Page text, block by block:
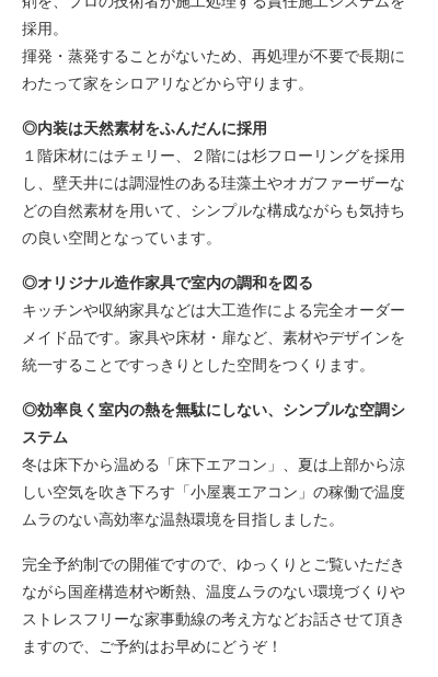
採用。
揮発・蒸発することがないため、再処理が不要で長期に
わたって家をシロアリなどから守ります。
◎内装は天然素材をふんだんに採用
１階床材にはチェリー、２階には杉フローリングを採用
し、壁天井には調湿性のある珪藻土やオガファーザーな
どの自然素材を用いて、シンプルな構成ながらも気持ち
の良い空間となっています。
◎オリジナル造作家具で室内の調和を図る
キッチンや収納家具などは大工造作による完全オーダー
メイド品です。家具や床材・扉など、素材やデザインを
統一することですっきりとした空間をつくります。
◎効率良く室内の熱を無駄にしない、シンプルな空調シ
ステム
冬は床下から温める「床下エアコン」、夏は上部から涼
しい空気を吹き下ろす「小屋裏エアコン」の稼働で温度
ムラのない高効率な温熱環境を目指しました。
完全予約制での開催ですので、ゆっくりとご覧いただき
ながら国産構造材や断熱、温度ムラのない環境づくりや
ストレスフリーな家事動線の考え方などお話させて頂き
ますので、ご予約はお早めにどうぞ！